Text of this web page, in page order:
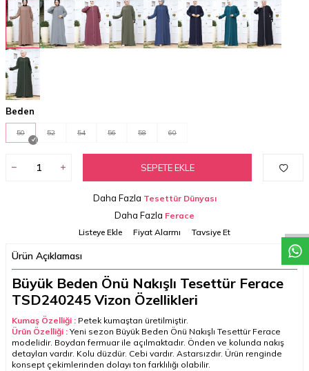
Beden
50 52 54 56 58 60
SEPETE EKLE
Daha Fazla Tesettür Dünyası
Daha Fazla Ferace
Listeye Ekle
Fiyat Alarmı Tavsiye Et
Ürün Açıklaması
Büyük Beden Önü Nakışlı Tesettür Ferace
TSD240245 Vizon Özellikleri
Kumaş Özelliği : Petek kumaştan üretilmiştir.
Ürün Özelliği : Yeni sezon Büyük Beden Önü Nakışlı Tesettür Ferace
modelidir. Boydan fermuar ile açılmaktadır. Önden ve kolunda nakış
detayları vardır. Kolu düzdür. Cebi vardır. Astarsızdır. Ürün renginde
konsept çekimlerinden dolayı ton farklılığı olabilir.